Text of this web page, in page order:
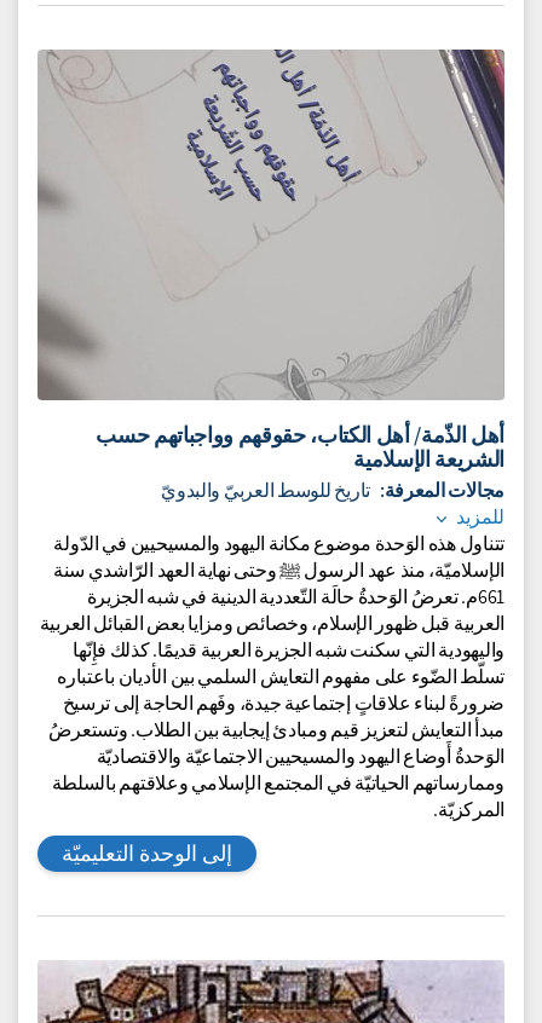
الطاقة. من خلال التعرف على الظواهر، يتعلم الطلاب عن
تحولات الطاقة ‎(تغيير الطاقة من نوع إلى آخر)‎ وعن انتقالات
الطاقة من جسم إلى آخر.
إلى الوحدة التعليميّة
أهل الذّمة/ أهل الكتاب، حقوقهم وواجباتهم حسب
الشريعة الإسلامية
مجالات المعرفة: تاريخ للوسط العربيّ والبدويّ
للمزيد
تتناول هذه الوَحدة موضوع مكانة اليهود والمسيحيين في الدّولة
الإسلاميّة، منذ عهد الرسول ﷺ وحتى نهاية العهد الرّاشدي سنة
661م. تعرضُ الوَحدةُ حالَة التّعددية الدينية في شبه الجزيرة
العربية قبل ظهور الإسلام، وخصائص ومزايا بعض القبائل العربية
واليهودية التي سكنت شبه الجزيرة العربية قديمًا. كذلك فإِنّها
تسلّط الضّوء على مفهوم التعايش السلمي بين الأديان باعتباره
الوَحدةُ أَوضاع اليهود والمسيحيين الاجتماعيّة والاقتصاديّة
وممارساتهم الحياتيّة في المجتمع الإسلامي وعلاقتهم بالسلطة
المركزيّة.